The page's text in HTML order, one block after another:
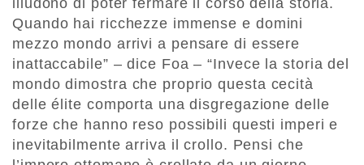
illudono di poter fermare il corso della storia.
Quando hai ricchezze immense e domini
mezzo mondo arrivi a pensare di essere
inattaccabile” – dice Foa – “Invece la storia del
mondo dimostra che proprio questa cecità
delle élite comporta una disgregazione delle
forze che hanno reso possibili questi imperi e
inevitabilmente arriva il crollo. Pensi che